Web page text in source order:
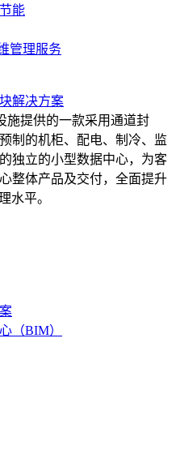
能
管理服务
解决方案
施提供的一款采用通道封
制的机柜、配电、制冷、监
独立的小型数据中心，为客
整体产品及交付，全面提升
水平。
（BIM）